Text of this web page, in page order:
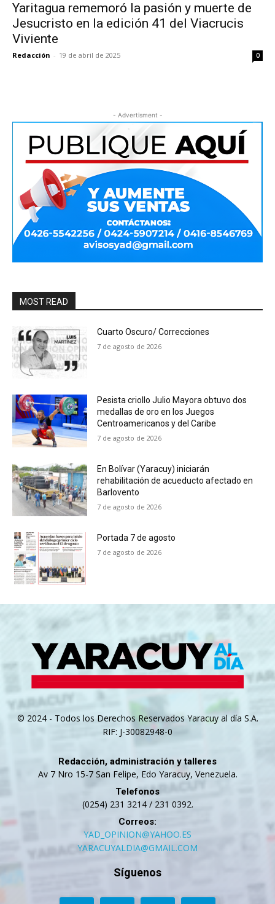
Yaritagua rememoró la pasión y muerte de
Jesucristo en la edición 41 del Viacrucis
Viviente
Redacción - 19 de abril de 2025 0
- Advertisment -
MOST READ
Cuarto Oscuro/ Correcciones
7 de agosto de 2026
Pesista criollo Julio Mayora obtuvo dos
medallas de oro en los Juegos
Centroamericanos y del Caribe
7 de agosto de 2026
En Bolívar (Yaracuy) iniciarán
rehabilitación de acueducto afectado en
Barlovento
7 de agosto de 2026
Portada 7 de agosto
7 de agosto de 2026
© 2024 - Todos los Derechos Reservados Yaracuy al día S.A.
RIF: J-30082948-0
Redacción, administración y talleres
Av 7 Nro 15-7 San Felipe, Edo Yaracuy, Venezuela.
Telefonos
(0254) 231 3214 / 231 0392.
Correos:
YAD_OPINION@YAHOO.ES
YARACUYALDIA@GMAIL.COM
Síguenos